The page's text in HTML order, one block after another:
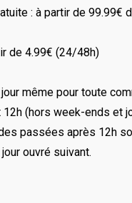
: à partir de 99.99€
de 4.99€ (24/48h)
même pour toute
12h (hors week-ends et
passées après 12h
ouvré suivant.